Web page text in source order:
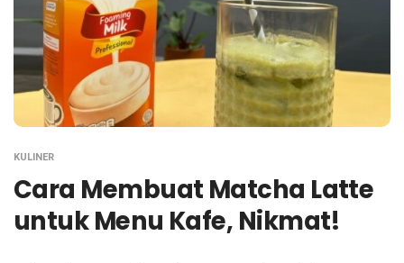
KULINER
Cara Membuat Matcha Latte
untuk Menu Kafe, Nikmat!